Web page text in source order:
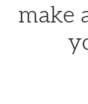
make